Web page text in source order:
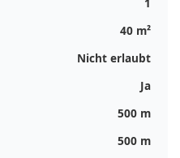
40 m²
Nicht erlaubt
Ja
500 m
500 m